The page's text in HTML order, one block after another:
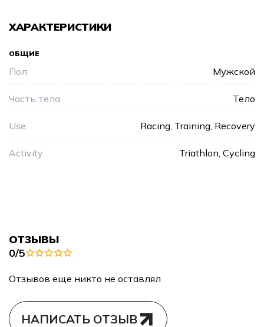
ХАРАКТЕРИСТИКИ
ОБЩИЕ
Пол Мужской
Часть тела Тело
Use Racing, Training, Recovery
Activity Triathlon, Cycling
ОТЗЫВЫ
0/5
Отзывов еще никто не оставлял
НАПИСАТЬ ОТЗЫВ